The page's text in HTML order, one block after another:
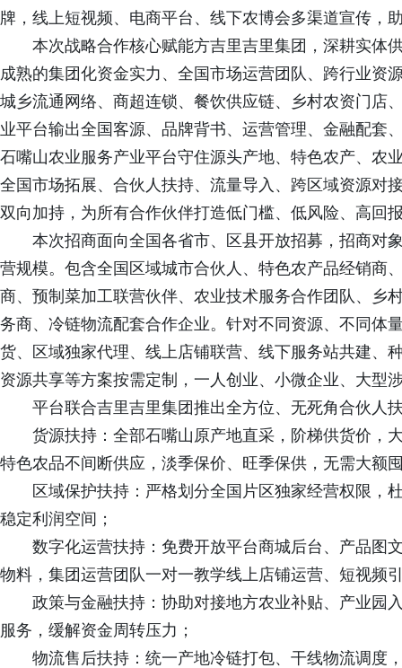
牌，线上短视频、电商平台、线下农博会多渠道宣传，
本次战略合作核心赋能方吉里吉里集团，深耕实体
成熟的集团化资金实力、全国市场运营团队、跨行业资
城乡流通网络、商超连锁、餐饮供应链、乡村农资门店
业平台输出全国客源、品牌背书、运营管理、金融配套
石嘴山农业服务产业平台守住源头产地、特色农产、农
全国市场拓展、合伙人扶持、流量导入、跨区域资源对
双向加持，为所有合作伙伴打造低门槛、低风险、高回
本次招商面向全国各省市、区县开放招募，招商对
营规模。包含全国区域城市合伙人、特色农产品经销商
商、预制菜加工联营伙伴、农业技术服务合作团队、乡
务商、冷链物流配套合作企业。针对不同资源、不同体
货、区域独家代理、线上店铺联营、线下服务站共建、
资源共享等方案按需定制，一人创业、小微企业、大型
平台联合吉里吉里集团推出全方位、无死角合伙人
货源扶持：全部石嘴山原产地直采，阶梯供货价，
特色农品不间断供应，淡季保价、旺季保供，无需大额
区域保护扶持：严格划分全国片区独家经营权限，
稳定利润空间；
数字化运营扶持：免费开放平台商城后台、产品图
物料，集团运营团队一对一教学线上店铺运营、短视频
政策与金融扶持：协助对接地方农业补贴、产业园
服务，缓解资金周转压力；
物流售后扶持：统一产地冷链打包、干线物流调度